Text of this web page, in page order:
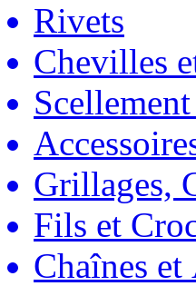
Rivets
Chevilles
Grillages,
Fils et
Chaînes et